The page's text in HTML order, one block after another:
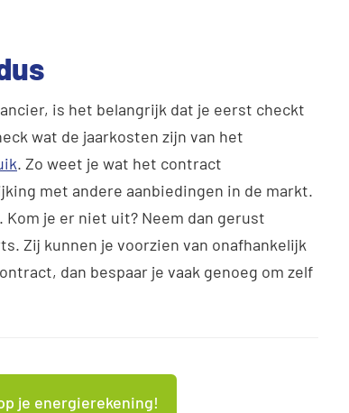
is het belangrijk dat je eerst checkt
wat de jaarkosten zijn van het
. Zo weet je wat het contract
met andere aanbiedingen in de markt.
je er niet uit? Neem dan gerust
Zij kunnen je voorzien van onafhankelijk
dan bespaar je vaak genoeg om zelf
je energierekening!